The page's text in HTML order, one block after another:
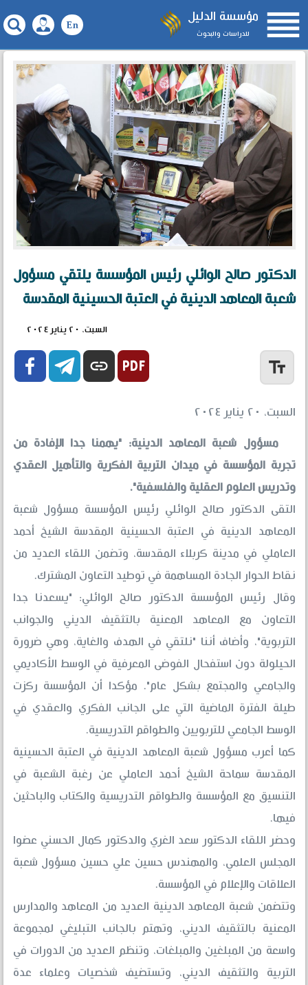
مؤسسة الدليل
للدراسات والبحوث 
الدكتور صالح الوائلي رئيس المؤسسة يلتقي مسؤول
شعبة المعاهد الدينية في العتبة الحسينية المقدسة
السبت، ٢٠ يناير ٢٠٢٤
  link text_fields
السبت، ٢٠ يناير ٢٠٢٤
مسؤول شعبة المعاهد الدينية: "يهمنا جدا الإفادة من
تجربة المؤسسة في ميدان التربية الفكرية والتأهيل العقدي
وتدريس العلوم العقلية والفلسفية".
التقى الدكتور صالح الوائلي رئيس المؤسسة مسؤول شعبة
المعاهد الدينية في العتبة الحسينية المقدسة الشيخ أحمد
العاملي في مدينة كربلاء المقدسة، وتضمن اللقاء العديد من
نقاط الحوار الجادة المساهمة في توطيد التعاون المشترك.
وقال رئيس المؤسسة الدكتور صالح الوائلي: "يسعدنا جدا
التعاون مع المعاهد المعنية بالتثقيف الديني والجوانب
التربوية"، وأضاف أننا "نلتقي في الهدف والغاية، وهي ضرورة
الحيلولة دون استفحال الفوضى المعرفية في الوسط الأكاديمي
والجامعي والمجتمع بشكل عام". مؤكدا أن المؤسسة ركزت
طيلة الفترة الماضية التي على الجانب الفكري والعقدي في
الوسط الجامعي للتربويين والطواقم التدريسية.
كما أعرب مسؤول شعبة المعاهد الدينية في العتبة الحسينية
المقدسة سماحة الشيخ أحمد العاملي عن رغبة الشعبة في
التنسيق مع المؤسسة والطواقم التدريسية والكتاب والباحثين
فيها.
وحضر اللقاء الدكتور سعد الغري والدكتور كمال الحسني عضوا
المجلس العلمي، والمهندس حسين علي حسين مسؤول شعبة
العلاقات والإعلام في المؤسسة.
وتتضمن شعبة المعاهد الدينية العديد من المعاهد والمدارس
المعنية بالتثقيف الديني، وتهتم بالجانب التبليغي لمجموعة
واسعة من المبلغين والمبلغات، وتنظم العديد من الدورات في
التربية والتثقيف الديني، وتستضيف شخصيات وعلماء عدة